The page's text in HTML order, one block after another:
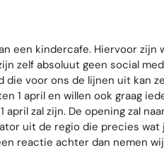
een kindercafe. Hiervoor zijn
zelf absoluut geen social
voor ons de lijnen uit kan
1 april en willen ook graag
zal zijn. De opening zal
uit de regio die precies wat
reactie achter dan nemen